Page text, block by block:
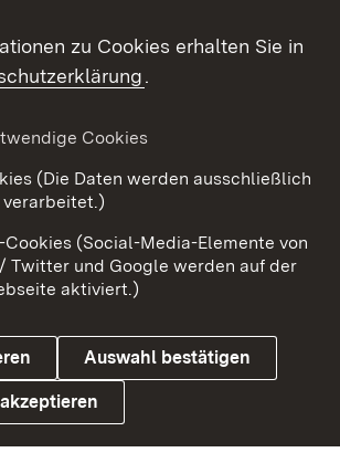
Barrierefreiheit
Cookies
zu Cookies erhalten Sie in
.
Cookies
(Die Daten werden ausschließlich
(Social-Media-Elemente von
Twitter und Google werden auf der
aktiviert.)
Auswahl bestätigen